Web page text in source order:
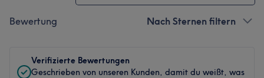
Bewertung Nach Sternen filtern
Verifizierte Bewertungen
Geschrieben von unseren Kunden, damit du weißt, was